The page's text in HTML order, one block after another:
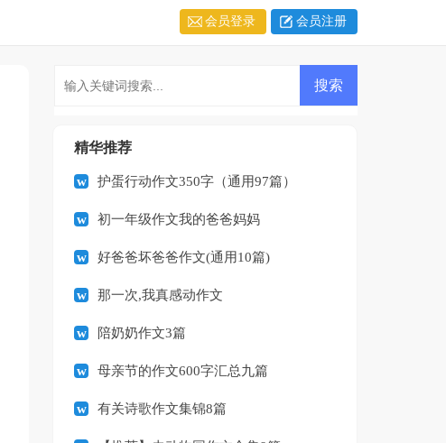
会员登录 会员注册
精华推荐
护蛋行动作文350字（通用97篇）
初一年级作文我的爸爸妈妈
好爸爸坏爸爸作文(通用10篇)
那一次,我真感动作文
陪奶奶作文3篇
母亲节的作文600字汇总九篇
有关诗歌作文集锦8篇